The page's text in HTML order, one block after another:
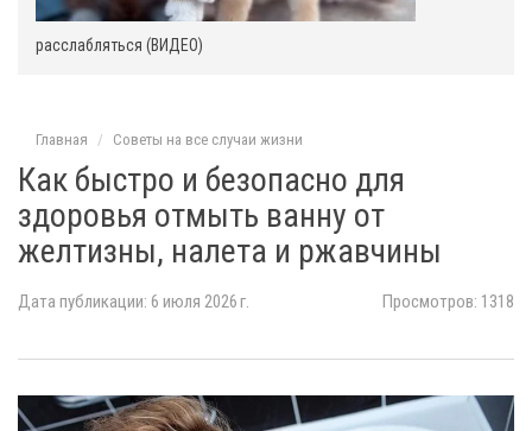
расслабляться (ВИДЕО)
Главная Советы на все случаи жизни
Как быстро и безопасно для
здоровья отмыть ванну от
желтизны, налета и ржавчины
Дата публикации: 6 июля 2026 г. Просмотров: 1318